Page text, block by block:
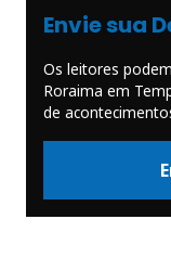
Envie sua
Os leitores
Roraima em
de